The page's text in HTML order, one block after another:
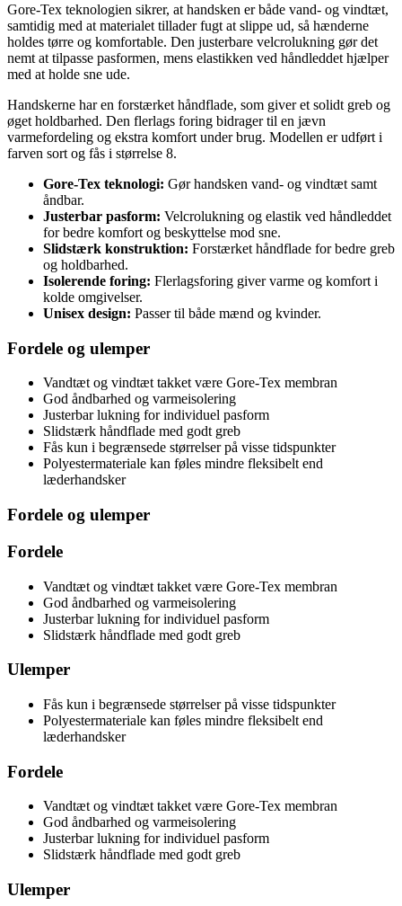
Gore-Tex teknologien sikrer, at handsken er både vand- og vindtæt,
samtidig med at materialet tillader fugt at slippe ud, så hænderne
holdes tørre og komfortable. Den justerbare velcrolukning gør det
nemt at tilpasse pasformen, mens elastikken ved håndleddet hjælper
med at holde sne ude.
Handskerne har en forstærket håndflade, som giver et solidt greb og
øget holdbarhed. Den flerlags foring bidrager til en jævn
varmefordeling og ekstra komfort under brug. Modellen er udført i
farven sort og fås i størrelse 8.
Gore-Tex teknologi: Gør handsken vand- og vindtæt samt
åndbar.
Justerbar pasform: Velcrolukning og elastik ved håndleddet
for bedre komfort og beskyttelse mod sne.
Slidstærk konstruktion: Forstærket håndflade for bedre greb
og holdbarhed.
Isolerende foring: Flerlagsforing giver varme og komfort i
kolde omgivelser.
Unisex design: Passer til både mænd og kvinder.
Fordele og ulemper
Vandtæt og vindtæt takket være Gore-Tex membran
God åndbarhed og varmeisolering
Justerbar lukning for individuel pasform
Slidstærk håndflade med godt greb
Fås kun i begrænsede størrelser på visse tidspunkter
Polyestermateriale kan føles mindre fleksibelt end
læderhandsker
Fordele og ulemper
Fordele
Vandtæt og vindtæt takket være Gore-Tex membran
God åndbarhed og varmeisolering
Justerbar lukning for individuel pasform
Slidstærk håndflade med godt greb
Ulemper
Fås kun i begrænsede størrelser på visse tidspunkter
Polyestermateriale kan føles mindre fleksibelt end
læderhandsker
Fordele
Vandtæt og vindtæt takket være Gore-Tex membran
God åndbarhed og varmeisolering
Justerbar lukning for individuel pasform
Slidstærk håndflade med godt greb
Ulemper